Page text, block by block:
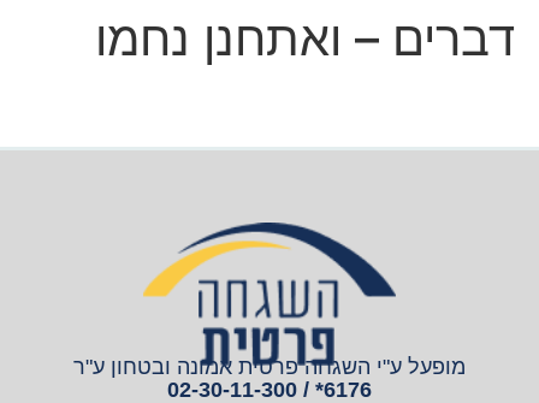
דברים – ואתחנן נחמו
מופעל ע"י השגחה פרטית אמונה ובטחון ע"ר
6176* / 02-30-11-300